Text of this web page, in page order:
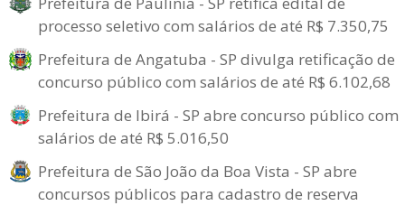
processo seletivo com salários de até R$ 7.350,75
Prefeitura de Angatuba - SP divulga retificação de
concurso público com salários de até R$ 6.102,68
Prefeitura de Ibirá - SP abre concurso público com
salários de até R$ 5.016,50
Prefeitura de São João da Boa Vista - SP abre
concursos públicos para cadastro de reserva